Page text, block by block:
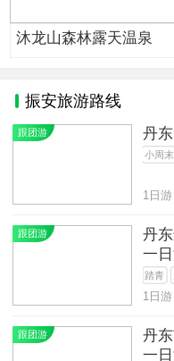
沐龙山森林露天温泉
振安旅游路线
跟团游 丹
小周末
1日游
跟团游
丹
一日
踏青
1日游
跟团游
丹
一